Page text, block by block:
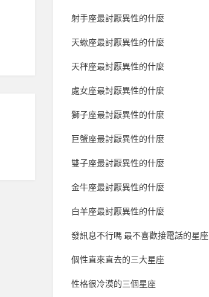
射手座最討厭異性的什麼
天蠍座最討厭異性的什麼
天秤座最討厭異性的什麼
處女座最討厭異性的什麼
獅子座最討厭異性的什麼
巨蟹座最討厭異性的什麼
雙子座最討厭異性的什麼
金牛座最討厭異性的什麼
白羊座最討厭異性的什麼
發訊息不行嗎 最不喜歡接電話的星座
個性直來直去的三大星座
性格很冷漠的三個星座